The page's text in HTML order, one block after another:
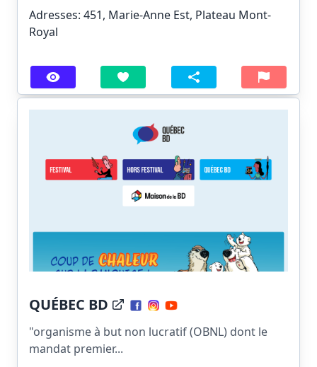
Adresses: 451, Marie-Anne Est, Plateau Mont-
Royal
QUÉBEC BD
"organisme à but non lucratif (OBNL) dont le
mandat premier...